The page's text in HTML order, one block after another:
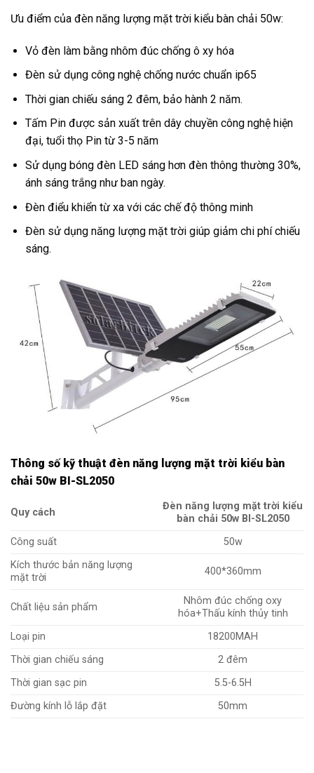
Ưu điểm của đèn năng lượng mặt trời kiểu bàn chải 50w:
Vỏ đèn làm bằng nhôm đúc chống ô xy hóa
Đèn sử dụng công nghệ chống nước chuẩn ip65
Thời gian chiếu sáng 2 đêm, bảo hành 2 năm.
Tấm Pin được sản xuất trên dây chuyền công nghệ hiện
đại, tuổi thọ Pin từ 3-5 năm
Sử dụng bóng đèn LED sáng hơn đèn thông thường 30%,
ánh sáng trắng như ban ngày.
Đèn điểu khiển từ xa với các chế độ thông minh
Đèn sử dụng năng lượng mặt trời giúp giảm chi phí chiếu
sáng.
Thông số kỹ thuật đèn năng lượng mặt trời kiểu bàn
chải 50w BI-SL2050
Quy cách
Đèn năng lượng mặt trời kiểu
bàn chải 50w BI-SL2050
Công suất
50w
Kích thước bản năng lượng
mặt trời
400*360mm
Chất liệu sản phẩm
Nhôm đúc chống oxy
hóa+Thấu kính thủy tinh
Loại pin
18200MAH
Thời gian chiếu sáng
2 đêm
Thời gian sạc pin
5.5-6.5H
Đường kính lỗ lắp đặt
50mm